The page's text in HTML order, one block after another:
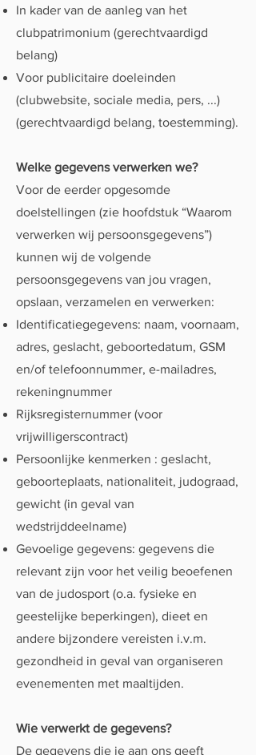
In kader van de aanleg van het
clubpatrimonium (gerechtvaardigd
belang)
Voor publicitaire doeleinden
(clubwebsite, sociale media, pers, ...)
(gerechtvaardigd belang, toestemming).
Welke gegevens verwerken we?
Voor de eerder opgesomde
doelstellingen (zie hoofdstuk “Waarom
verwerken wij persoonsgegevens”)
kunnen wij de volgende
persoonsgegevens van jou vragen,
opslaan, verzamelen en verwerken:
Identificatiegegevens: naam, voornaam,
adres, geslacht, geboortedatum, GSM
en/of telefoonnummer, e-mailadres,
rekeningnummer
Rijksregisternummer (voor
vrijwilligerscontract)
Persoonlijke kenmerken : geslacht,
geboorteplaats, nationaliteit, judograad,
gewicht (in geval van
wedstrijddeelname)
Gevoelige gegevens: gegevens die
relevant zijn voor het veilig beoefenen
van de judosport (o.a. fysieke en
geestelijke beperkingen), dieet en
andere bijzondere vereisten i.v.m.
gezondheid in geval van organiseren
evenementen met maaltijden.
Wie verwerkt de gegevens?
De gegevens die je aan ons geeft